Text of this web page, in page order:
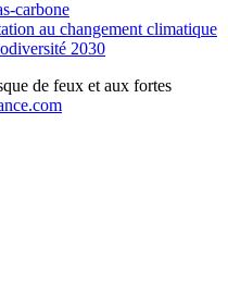
carbone
au changement climatique
2030
de feux et aux fortes